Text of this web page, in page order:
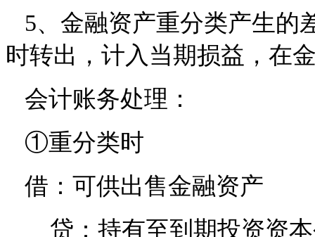
5、金融资产重分类产生的
时转出，计入当期损益，在
会计账务处理：
①重分类时
借：可供出售金融资产
贷：持有至到期投资资本